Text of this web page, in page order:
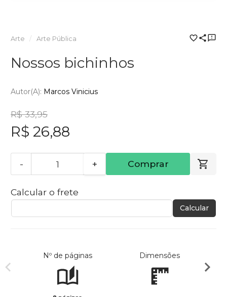
Arte Arte Pública
Nossos bichinhos
Autor(a): Marcos Vinicius
R$ 33,95
R$ 26,88
- + Comprar
Calcular o frete
Calcular
Nº de páginas Dimensões